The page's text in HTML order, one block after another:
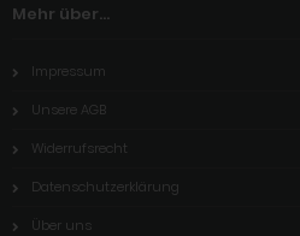
Mehr über...
Impressum
Unsere AGB
Widerrufsrecht
Datenschutzerklärung
Über uns